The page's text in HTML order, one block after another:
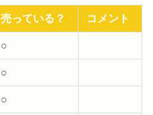
売っている？ コメント
○
○
○